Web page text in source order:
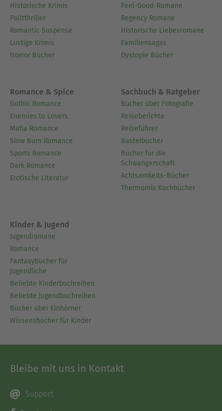
Historische Krimis
Politthriller
Romantic Suspense
Lustige Krimis
Horror Bücher
Feel-Good-Romane
Regency Romane
Historische Liebesromane
Familiensagas
Dystopie Bücher
Romance & Spice
Gothic Romance
Enemies to Lovers
Mafia Romance
Slow Burn Romance
Sports Romance
Dark Romance
Erotische Literatur
Sachbuch & Ratgeber
Bücher über Fotografie
Reiseberichte
Reiseführer
Bastelbücher
Bücher für die
Schwangerschaft
Achtsamkeits-Bücher
Thermomix Kochbücher
Kinder & Jugend
Jugendromane
Romance
Fantasybücher für
Jugendliche
Beliebte Kinderbuchreihen
Beliebte Jugendbuchreihen
Bücher über Einhörner
Wissensbücher für Kinder
Bleibe mit uns in Kontakt
Support